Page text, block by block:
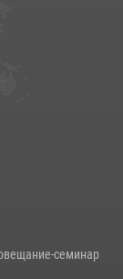
по обобщению
семинар